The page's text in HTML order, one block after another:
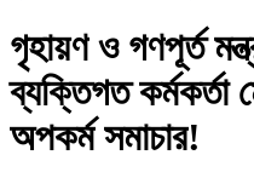
গৃহায়ণ ও গণপূর্ত
ব্যক্তিগত কর্মকর্তা
অপকর্ম সমাচার!